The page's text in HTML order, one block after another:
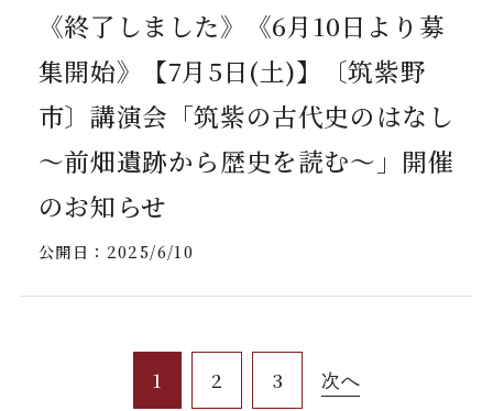
《終了しました》《6月10日より募
集開始》【7月5日(土)】〔筑紫野
市〕講演会「筑紫の古代史のはなし
～前畑遺跡から歴史を読む～」開催
のお知らせ
公開日： 2025/6/10
1 2 3 次へ